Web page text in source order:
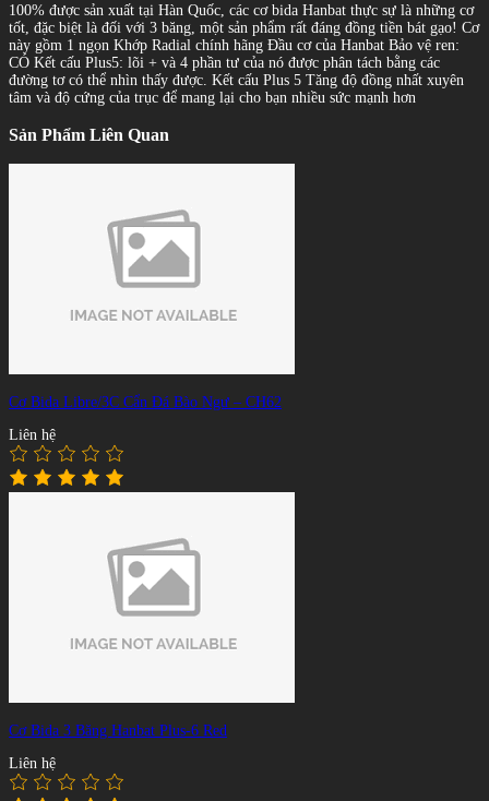
100% được sản xuất tại Hàn Quốc, các cơ bida Hanbat thực sự là những cơ
tốt, đặc biệt là đối với 3 băng, một sản phẩm rất đáng đồng tiền bát gạo! Cơ
này gồm 1 ngọn Khớp Radial chính hãng Đầu cơ của Hanbat Bảo vệ ren:
CÓ Kết cấu Plus5: lõi + và 4 phần tư của nó được phân tách bằng các
đường tơ có thể nhìn thấy được. Kết cấu Plus 5 Tăng độ đồng nhất xuyên
tâm và độ cứng của trục để mang lại cho bạn nhiều sức mạnh hơn
Sản Phẩm Liên Quan
Cơ Bida Libre/3C Cẩn Đá Bào Ngư – CH62
Liên hệ
Cơ Bida 3 Băng Hanbat Plus-6 Red
Liên hệ